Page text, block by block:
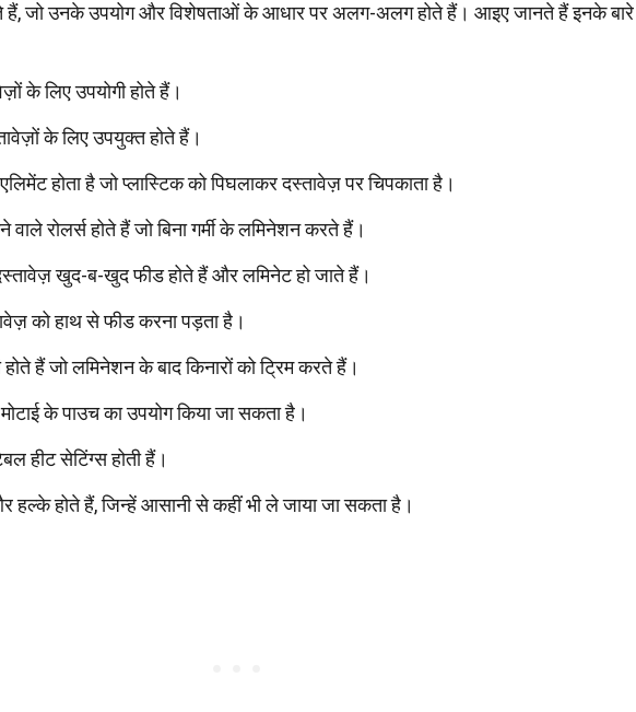
हैं, जो उनके उपयोग और विशेषताओं के आधार पर अलग-अलग होते हैं। आइए जानते हैं इनके
के लिए उपयोगी होते हैं।
के लिए उपयुक्त होते हैं।
होता है जो प्लास्टिक को पिघलाकर दस्तावेज़ पर चिपकाता है।
रोलर्स होते हैं जो बिना गर्मी के लमिनेशन करते हैं।
खुद-ब-खुद फीड होते हैं और लमिनेट हो जाते हैं।
को हाथ से फीड करना पड़ता है।
हैं जो लमिनेशन के बाद किनारों को ट्रिम करते हैं।
के पाउच का उपयोग किया जा सकता है।
हीट सेटिंग्स होती हैं।
हल्के होते हैं, जिन्हें आसानी से कहीं भी ले जाया जा सकता है।